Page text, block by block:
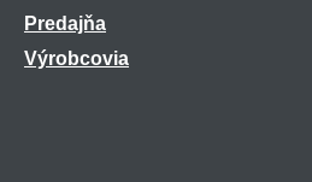
Predajňa
Výrobcovia